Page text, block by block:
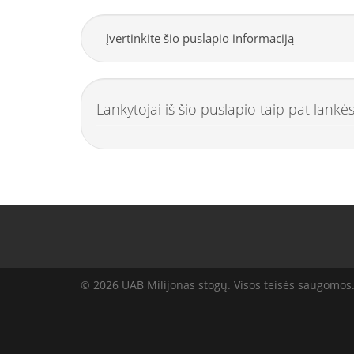
Įvertinkite šio puslapio informaciją
Lankytojai iš šio puslapio taip pat
© 2026 UAB Milijonas stogų. Visos teisės saugomos.